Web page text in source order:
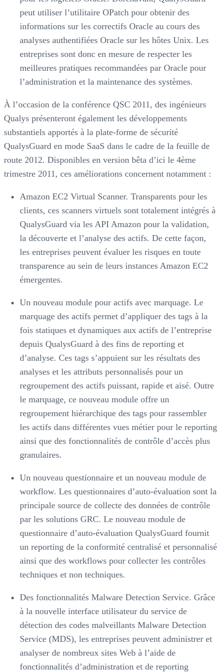
peut utiliser l’utilitaire OPatch pour obtenir des
informations sur les correctifs Oracle au cours des
analyses authentifiées Oracle sur les hôtes Unix. Les
entreprises sont donc en mesure de respecter les
meilleures pratiques recommandées par Oracle pour
l’administration et la maintenance des systèmes.
À l’occasion de la conférence QSC 2011, des ingénieurs
Qualys présenteront également les développements
substantiels apportés à la plate-forme de sécurité
QualysGuard en mode SaaS dans le cadre de la feuille de
route 2012. Disponibles en version bêta d’ici le 4ème
trimestre 2011, ces améliorations concernent notamment :
Amazon EC2 Virtual Scanner. Transparents pour les
clients, ces scanners virtuels sont totalement intégrés à
QualysGuard via les API Amazon pour la validation,
la découverte et l’analyse des actifs. De cette façon,
les entreprises peuvent évaluer les risques en toute
transparence au sein de leurs instances Amazon EC2
émergentes.
Un nouveau module pour actifs avec marquage. Le
marquage des actifs permet d’appliquer des tags à la
fois statiques et dynamiques aux actifs de l’entreprise
depuis QualysGuard à des fins de reporting et
d’analyse. Ces tags s’appuient sur les résultats des
analyses et les attributs personnalisés pour un
regroupement des actifs puissant, rapide et aisé. Outre
le marquage, ce nouveau module offre un
regroupement hiérarchique des tags pour rassembler
les actifs dans différentes vues métier pour le reporting
ainsi que des fonctionnalités de contrôle d’accès plus
granulaires.
Un nouveau questionnaire et un nouveau module de
workflow. Les questionnaires d’auto-évaluation sont la
principale source de collecte des données de contrôle
par les solutions GRC. Le nouveau module de
questionnaire d’auto-évaluation QualysGuard fournit
un reporting de la conformité centralisé et personnalisé
ainsi que des workflows pour collecter les contrôles
techniques et non techniques.
Des fonctionnalités Malware Detection Service. Grâce
à la nouvelle interface utilisateur du service de
détection des codes malveillants Malware Detection
Service (MDS), les entreprises peuvent administrer et
analyser de nombreux sites Web à l’aide de
fonctionnalités d’administration et de reporting